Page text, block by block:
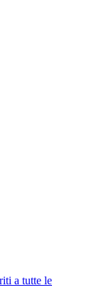
a tutte le